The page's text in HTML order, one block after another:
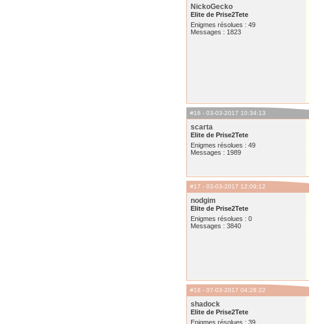
NickoGecko
Elite de Prise2Tete
Enigmes résolues : 49
Messages : 1823
#16 - 03-03-2017 10:34:13
scarta
Elite de Prise2Tete
Enigmes résolues : 49
Messages : 1989
#17 - 03-03-2017 12:09:12
nodgim
Elite de Prise2Tete
Enigmes résolues : 0
Messages : 3840
#18 - 07-03-2017 04:28:22
shadock
Elite de Prise2Tete
Enigmes résolues : 39